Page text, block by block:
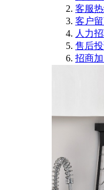
客服热
客户
人力
售后
招商